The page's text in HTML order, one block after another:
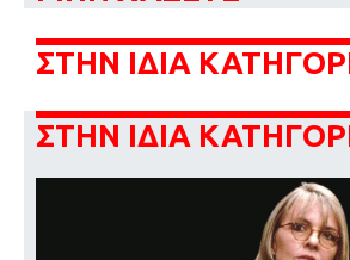
Σπίτι
Family
Σχέσεις
ΣΤΗΝ ΙΔΙΑ
ΣΤΗΝ ΙΔΙΑ